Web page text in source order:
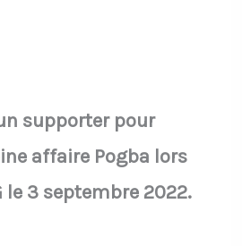
supporter pour
affaire Pogba lors
le 3 septembre 2022.